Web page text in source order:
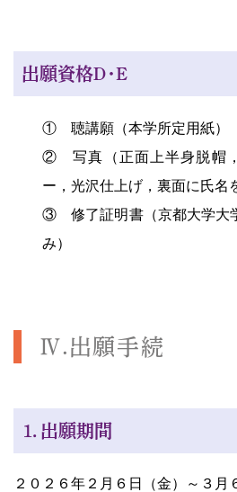
出願資格Ｄ・Ｅ
① 聴講願（本学所定用紙）
② 写真（正面上半身脱帽
ー，光沢仕上げ，裏面に氏
③ 修了証明書（京都大学大
み）
Ⅳ.出願手続
１．出願期間
２０２６年２月６日（金）～３月